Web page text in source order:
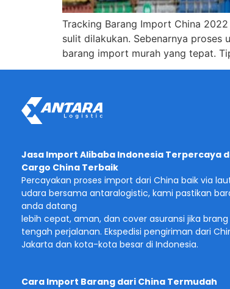
Tracking Barang Import China
sulit dilakukan. Sebenarnya proses
barang import murah yang tepat.
Jasa Import Alibaba Indonesia Terpercaya
Cargo China Terbaik
Percayakan proses import dari China baik via
udara bersama antaralogistic, kami pastikan
anda datang
lebih cepat, aman, dan cover asuransi jika brang
tengah perjalanan. Ekspedisi pengiriman dari
Jakarta dan kota-kota besar di Indonesia.
Cara Import Barang dari China Termudah